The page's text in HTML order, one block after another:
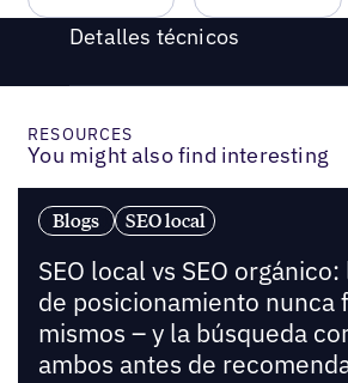
Detalles técnicos
RESOURCES
You might also find interesting
Blogs SEO local
SEO local vs SEO
de posicionamiento nunca
mismos – y la búsqueda
ambos antes de